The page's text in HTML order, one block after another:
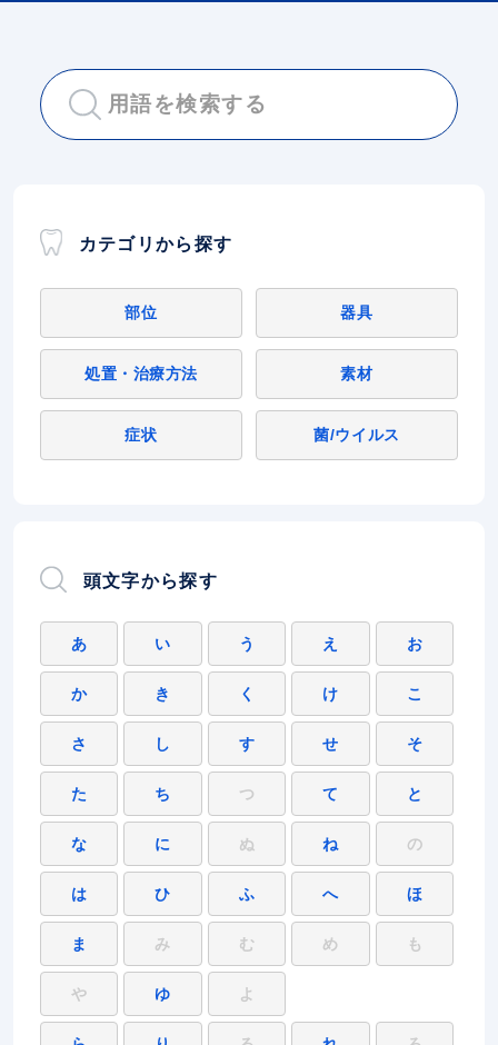
カテゴリから探す
部位 器具
処置・治療方法 素材
症状 菌/ウイルス
頭文字から探す
あ い う え お
か き く け こ
さ し す せ そ
た ち つ て と
な に ぬ ね の
は ひ ふ へ ほ
ま み む め も
や ゆ よ